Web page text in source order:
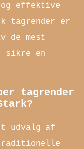
effektive
tagrender er
de mest
sikre en
tagrender
udvalg af